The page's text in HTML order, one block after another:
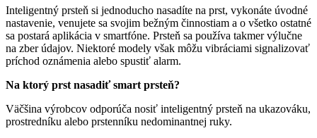
Inteligentný prsteň si jednoducho nasadíte na prst, vykonáte úvodné
nastavenie, venujete sa svojim bežným činnostiam a o všetko ostatné
sa postará aplikácia v smartfóne. Prsteň sa používa takmer výlučne
na zber údajov. Niektoré modely však môžu vibráciami signalizovať
príchod oznámenia alebo spustiť alarm.
Na ktorý prst nasadiť smart prsteň?
Väčšina výrobcov odporúča nosiť inteligentný prsteň na ukazováku,
prostredníku alebo prstenníku nedominantnej ruky.